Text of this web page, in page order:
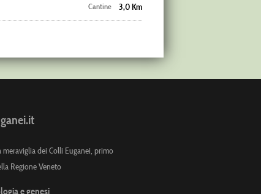
3,0 Km
Cantine
meraviglia dei Colli Euganei, primo
Regione Veneto
e genesi